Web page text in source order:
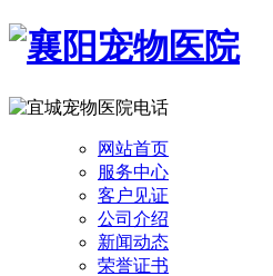
网站首页
服务中心
客户见证
公司介绍
新闻动态
荣誉证书